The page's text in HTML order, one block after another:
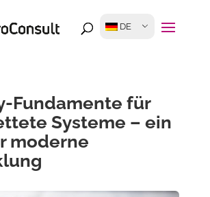
DE
Fundamente für
Systeme – ein
moderne